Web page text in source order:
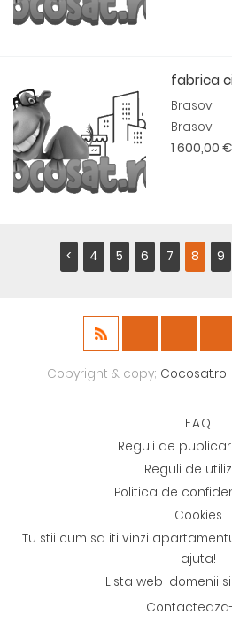
fabrica
Brasov
Brasov
1 600,00 €
< 4 5 6 7 8 9
Copyright & copy;
F.A.Q.
Reguli de
Reguli de
Politica de
Cookies
Tu stii cum sa iti vinzi
ajuta!
Lista web-domenii